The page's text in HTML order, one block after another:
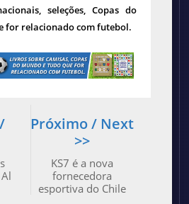
seleções, Copas do
for relacionado com futebol.
Próximo / Next
>>
KS7 é a nova
fornecedora
esportiva do Chile